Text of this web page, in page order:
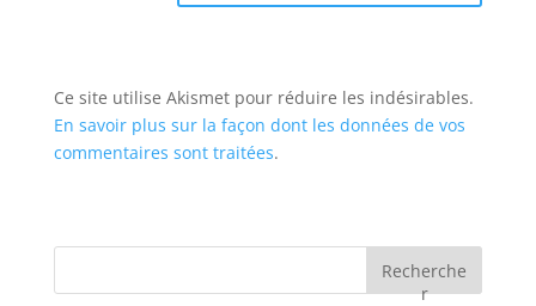
Ce site utilise Akismet pour réduire les indésirables.
En savoir plus sur la façon dont les données de vos
commentaires sont traitées.
Recherche
r